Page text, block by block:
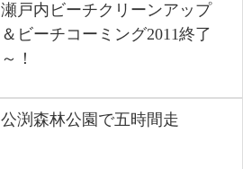
瀬戸内ビーチクリーンアップ
＆ビーチコーミング2011終了
～！
公渕森林公園で五時間走